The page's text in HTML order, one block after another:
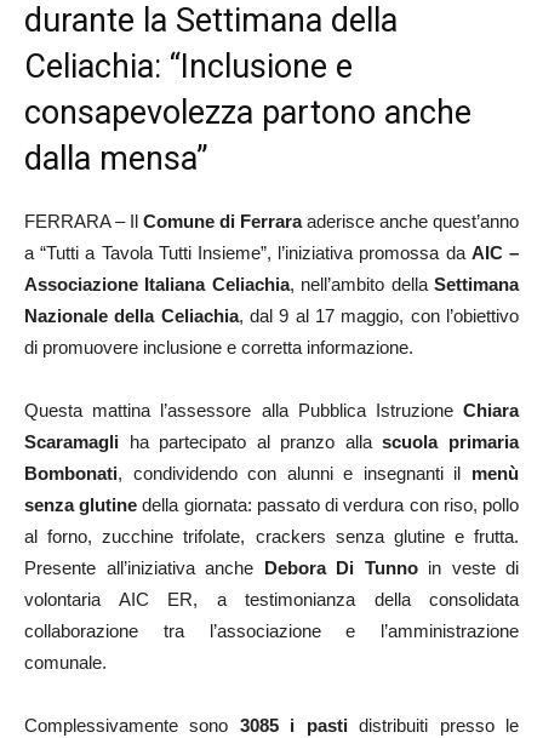
durante la Settimana della
Celiachia: “Inclusione e
consapevolezza partono anche
dalla mensa”
FERRARA – Il Comune di Ferraraaderisce anche quest’anno
a “Tutti a Tavola Tutti Insieme”, l’iniziativa promossa da AIC –
Associazione Italiana Celiachia, nell’ambito dellaSettimana
Nazionale della Celiachia, dal 9 al 17 maggio, con l’obiettivo
di promuovere inclusione e corretta informazione.
Questa mattina l’assessore alla Pubblica Istruzione Chiara
Scaramagli ha partecipato al pranzo allascuola primaria
Bombonati, condividendo con alunni e insegnanti il menù
senza glutine della giornata: passato di verdura con riso, pollo
al forno, zucchine trifolate, crackers senza glutine e frutta.
Presente all’iniziativa anche Debora Di Tunnoin veste di
volontaria AIC ER, a testimonianza della consolidata
collaborazione tra l’associazione e l’amministrazione
comunale.
Complessivamente sono 3085 i pastidistribuiti presso le